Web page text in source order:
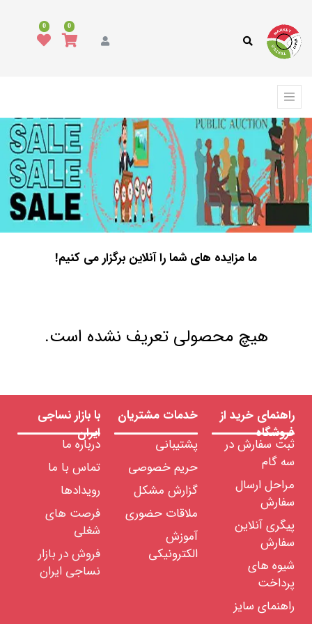
0
0
ما مزایده های شما را آنلاین برگزار می کنیم!
هیچ محصولی تعریف نشده است.
راهنمای خرید از
فروشگاه
ثبت سفارش در
سه گام
مراحل ارسال
سفارش
پیگری آنلاین
سفارش
شیوه های
پرداخت
راهنمای سایز
خدمات مشتریان
پشتیبانی
حریم خصوصی
گزارش مشکل
ملاقات حضوری
آموزش
الکترونیکی
با بازار نساجی
ایران
درباره ما
تماس با ما
رویدادها
فرصت های
شغلی
فروش در بازار
نساجی ایران